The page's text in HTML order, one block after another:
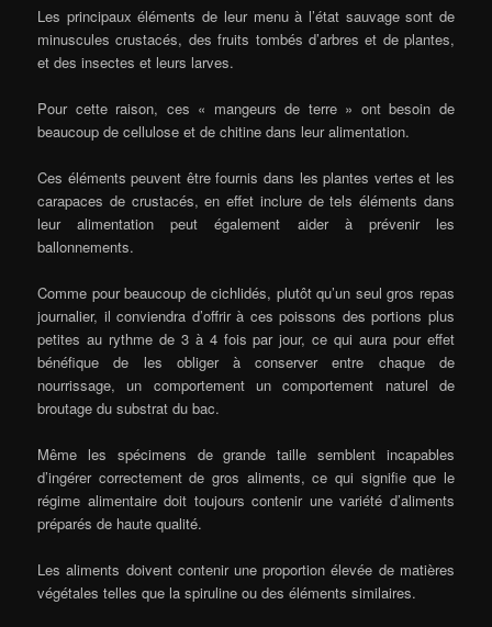
Les principaux éléments de leur menu à l’état sauvage sont de
minuscules crustacés, des fruits tombés d’arbres et de plantes,
et des insectes et leurs larves.
Pour cette raison, ces « mangeurs de terre » ont besoin de
beaucoup de cellulose et de chitine dans leur alimentation.
Ces éléments peuvent être fournis dans les plantes vertes et les
carapaces de crustacés, en effet inclure de tels éléments dans
leur alimentation peut également aider à prévenir les
ballonnements.
Comme pour beaucoup de cichlidés, plutôt qu’un seul gros repas
journalier, il conviendra d’offrir à ces poissons des portions plus
petites au rythme de 3 à 4 fois par jour, ce qui aura pour effet
bénéfique de les obliger à conserver entre chaque de
nourrissage, un comportement un comportement naturel de
broutage du substrat du bac.
Même les spécimens de grande taille semblent incapables
d’ingérer correctement de gros aliments, ce qui signifie que le
régime alimentaire doit toujours contenir une variété d’aliments
préparés de haute qualité.
Les aliments doivent contenir une proportion élevée de matières
végétales telles que la spiruline ou des éléments similaires.